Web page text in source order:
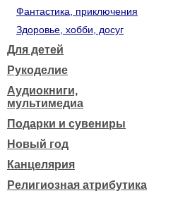
Фантастика, приключения
Здоровье, хобби, досуг
Для детей
Рукоделие
Аудиокниги,
мультимедиа
Подарки и сувениры
Новый год
Канцелярия
Религиозная атрибутика